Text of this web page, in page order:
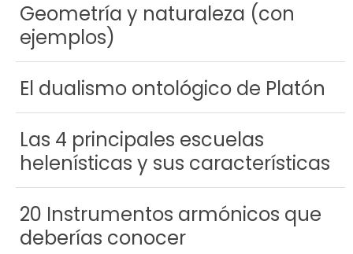
Geometría y naturaleza (con
ejemplos)
El dualismo ontológico de Platón
Las 4 principales escuelas
helenísticas y sus características
20 Instrumentos armónicos que
deberías conocer